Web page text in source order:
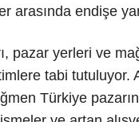
arasında endişe
pazar yerleri ve
tabi tutuluyor.
Türkiye